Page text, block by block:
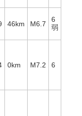
46km M6.7
6
弱
0km M7.2 6